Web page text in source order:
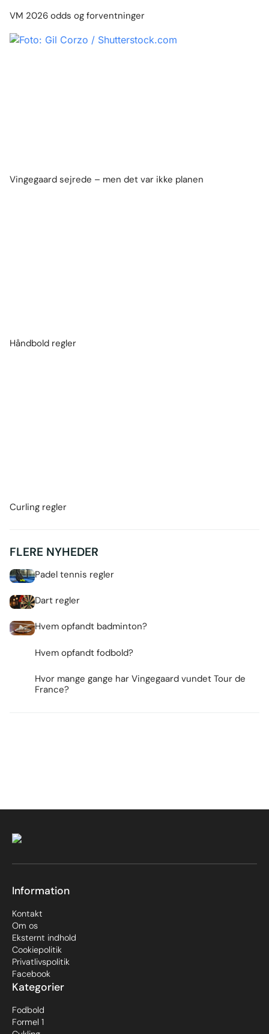
VM 2026 odds og forventninger
Vingegaard sejrede – men det var ikke planen
Håndbold regler
Curling regler
FLERE NYHEDER
Padel tennis regler
Dart regler
Hvem opfandt badminton?
Hvem opfandt fodbold?
Hvor mange gange har Vingegaard vundet Tour de
France?
Kategorier
Fodbold
Formel 1
Information
Kontakt
Om os
Eksternt indhold
Cookiepolitik
Privatlivspolitik
Facebook